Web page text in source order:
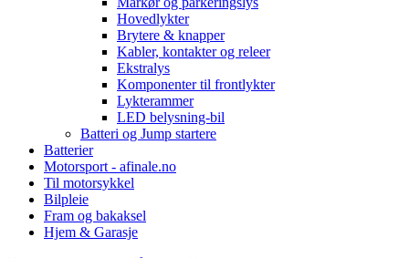
Hovedlykter
Brytere & knapper
Kabler, kontakter og releer
Ekstralys
Komponenter til frontlykter
Lykterammer
LED belysning-bil
Batteri og Jump startere
Batterier
Motorsport - afinale.no
Til motorsykkel
Bilpleie
Fram og bakaksel
Hjem & Garasje